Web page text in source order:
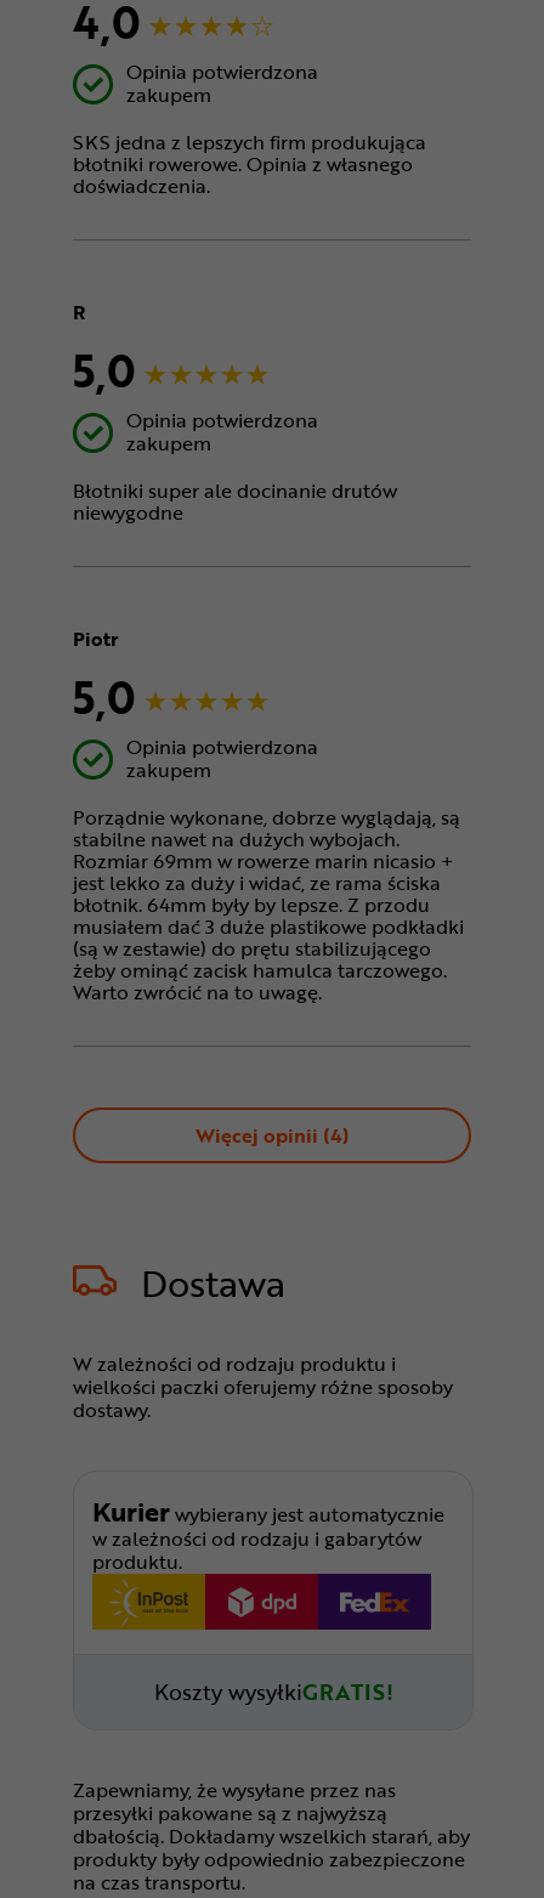
4,0
Opinia potwierdzona
zakupem
SKS jedna z lepszych firm produkująca
błotniki rowerowe. Opinia z własnego
doświadczenia.
R
5,0
Opinia potwierdzona
zakupem
Błotniki super ale docinanie drutów
niewygodne
Piotr
5,0
Opinia potwierdzona
zakupem
Porządnie wykonane, dobrze wyglądają, są
stabilne nawet na dużych wybojach.
Rozmiar 69mm w rowerze marin nicasio +
jest lekko za duży i widać, ze rama ściska
błotnik. 64mm były by lepsze. Z przodu
musiałem dać 3 duże plastikowe podkładki
(są w zestawie) do prętu stabilizującego
żeby ominąć zacisk hamulca tarczowego.
Warto zwrócić na to uwagę.
Więcej opinii (4)
Dostawa
W zależności od rodzaju produktu i
wielkości paczki oferujemy różne sposoby
dostawy.
Kurierwybierany jest automatycznie
w zależności od rodzaju i gabarytów
produktu.
Koszty wysyłkiGRATIS!
Zapewniamy, że wysyłane przez nas
przesyłki pakowane są z najwyższą
dbałością. Dokładamy wszelkich starań, aby
produkty były odpowiednio zabezpieczone
na czas transportu.